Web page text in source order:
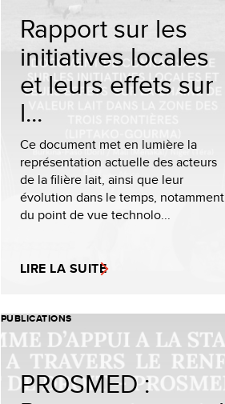
Rapport sur les
initiatives locales
et leurs effets sur
l...
Ce document met en lumière la
représentation actuelle des acteurs
de la filière lait, ainsi que leur
évolution dans le temps, notamment
du point de vue technolo...
LIRE LA SUITE
PUBLICATIONS
PROSMED :